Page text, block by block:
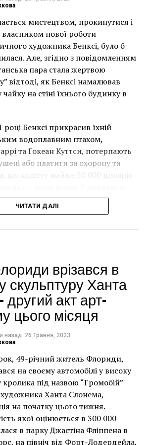
временем перешли в разряд
Кеды и кроссовки имеют
между друг другом:
сплошная подошва,
исключительно из резины.
из резины дополняется
верхом. Также может
кожа, а носок всегда резиновый.
прямой носок, который
от повреждений,
часть защищает от травм.
и высота кед – классические
голень, но встречаются
кеды популярными – их
текстильным верхом легко
от загрязнений стиркой.
к более современным
здесь производитель
с технологиями:
мистецтвом, прокинутися і
нової роботи
художника Бенксі, було б
Але, згідно з повідомленням
пара стала жертвою
відтоді, як Бенксі намалював
на стіні їхнього будинку в
році Бенксі прикрасив їхній
водоплавним птахом,
та Гокеан Куттси, потерпають
або платити за охорону та
що коштує майже 50 000 доларів
до чверті мільйона
макетом чайки, яка ось-ось
чіпсів – сюжет графіті, що
художника Бенксі, на стіні в
узбережжі Англії 8 серпня 2021
Талліса / AFP)
пан Куттс сказав:
ЧИТАТИ ДАЛІ
врізався в
скульптуру Ханта
акт арт-
цього місяця
назад 26 Травня, 2023
49-річний житель Флориди,
на своєму автомобілі у високу
під назвою “Громобій”
Ханта Слонема,
на початку цього тижня.
якої оцінюється в 300 000
в парку Джастіна Фліппена в
на північ від Форт-Лодердейла.